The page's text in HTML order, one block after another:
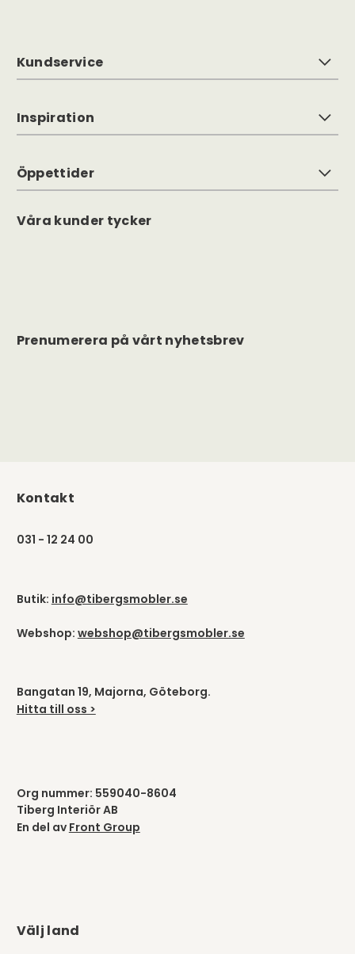
Kundservice
Inspiration
Öppettider
Våra kunder tycker
Prenumerera på vårt nyhetsbrev
Kontakt
031 - 12 24 00
Butik: info@tibergsmobler.se
Webshop: webshop@tibergsmobler.se
Bangatan 19, Majorna, Göteborg.
Hitta till oss >
Org nummer: 559040-8604
Tiberg Interiör AB
En del av Front Group
Välj land